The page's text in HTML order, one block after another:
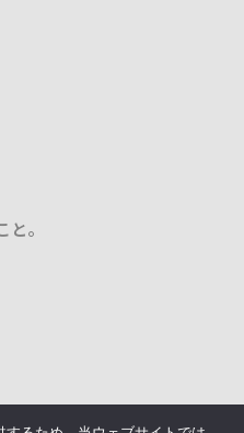
。